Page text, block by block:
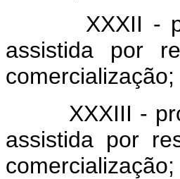
XXXII -
assistida por
comercialização;
XXXIII -
assistida por
comercialização;